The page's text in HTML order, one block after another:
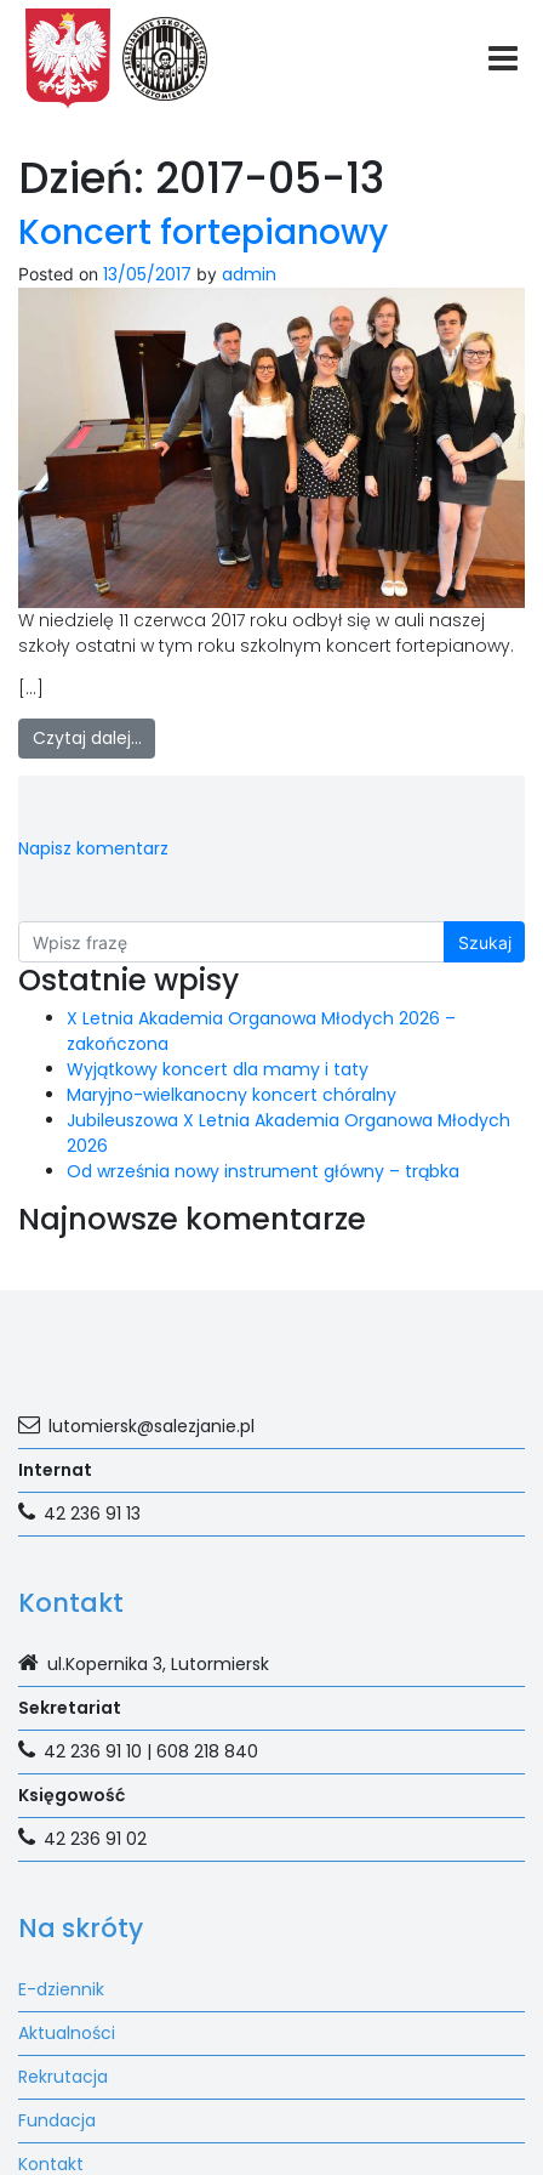
O nas
Aktualności
Rekrutacja
Fundacja
Konkurs organowy
LAOM
Klasztor
Dzień: 2017-05-13
Koncert fortepianowy
Posted on 13/05/2017 by admin
W niedzielę 11 czerwca 2017 roku odbył się w auli naszej
szkoły ostatni w tym roku szkolnym koncert fortepianowy.
[…]
Czytaj dalej…
Napisz komentarz
Szukaj
Ostatnie wpisy
X Letnia Akademia Organowa Młodych 2026 –
zakończona
Wyjątkowy koncert dla mamy i taty
Maryjno-wielkanocny koncert chóralny
Jubileuszowa X Letnia Akademia Organowa Młodych
2026
Od września nowy instrument główny – trąbka
Najnowsze komentarze
Na skróty
E-dziennik
Aktualności
Rekrutacja
Fundacja
Kontakt
Kontakt
ul.Kopernika 3, Lutormiersk
Sekretariat
42 236 91 10 | 608 218 840
Księgowość
42 236 91 02
lutomiersk@salezjanie.pl
Internat
42 236 91 13